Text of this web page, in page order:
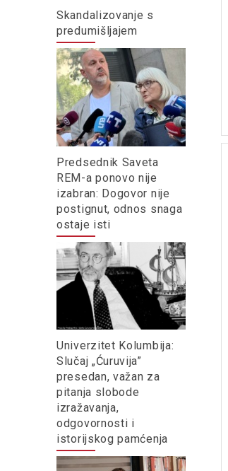
Skandalizovanje s
predumišljajem
Predsednik Saveta
REM-a ponovo nije
izabran: Dogovor nije
postignut, odnos snaga
ostaje isti
Univerzitet Kolumbija:
Slučaj „Ćuruvija”
presedan, važan za
pitanja slobode
izražavanja,
odgovornosti i
istorijskog pamćenja